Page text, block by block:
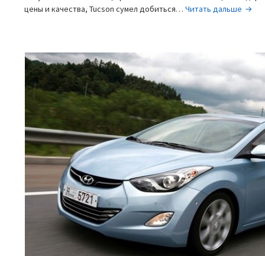
цены и качества, Tucson сумел добиться…Читать дальше